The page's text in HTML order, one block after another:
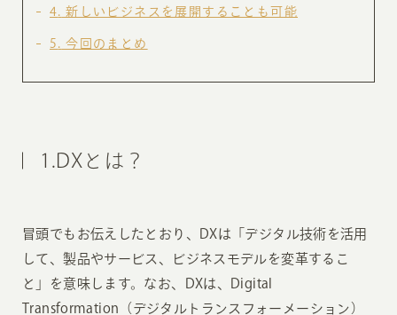
4 新しいビジネスを展開することも可能
5 今回のまとめ
1.DXとは？
冒頭でもお伝えしたとおり、DXは「デジタル技術を活用
して、製品やサービス、ビジネスモデルを変革するこ
と」を意味します。なお、DXは、Digital
Transformation（デジタルトランスフォーメーション）